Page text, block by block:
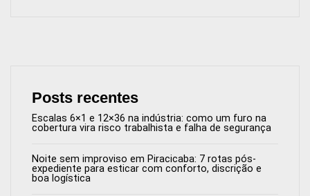
Posts recentes
Escalas 6×1 e 12×36 na indústria: como um furo na
cobertura vira risco trabalhista e falha de segurança
Noite sem improviso em Piracicaba: 7 rotas pós-
expediente para esticar com conforto, discrição e
boa logística